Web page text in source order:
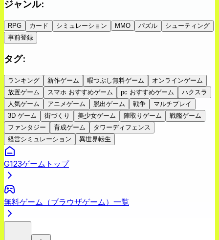
ジャンル:
RPG カード シミュレーション MMO パズル
シューティング
事前登録
タグ:
ランキング 新作ゲーム 暇つぶし無料ゲーム
オンラインゲーム
放置ゲーム
スマホ おすすめゲーム pc おすすめゲーム
ハクスラ
人気ゲーム
アニメゲーム 脱出ゲーム 戦争
マルチプレイ
3D ゲーム
街づくり 美少女ゲーム 陣取りゲーム
戦艦ゲーム
ファンタジー
育成ゲーム
タワーディフェンス
経営シミュレーション
異世界転生
G123ゲームトップ
無料ゲーム（ブラウザゲーム）一覧